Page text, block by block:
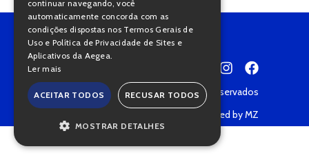
Copyright © 2022 • Todos os direitos reservados
Powered by MZ
continuar navegando, você
automaticamente concorda com as
condições dispostas nos Termos Gerais de
Uso e Política de Privacidade de Sites e
Aplicativos da Aegea.
Ler mais
ACEITAR TODOS RECUSAR TODOS
MOSTRAR DETALHES